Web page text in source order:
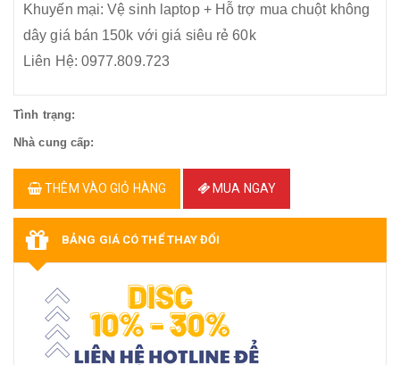
Khuyến mại: Vệ sinh laptop + Hỗ trợ mua chuột không
dây giá bán 150k với giá siêu rẻ 60k
Liên Hệ: 0977.809.723
Tình trạng:
Nhà cung cấp:
THÊM VÀO GIỎ HÀNG MUA NGAY
BẢNG GIÁ CÓ THỂ THAY ĐỔI